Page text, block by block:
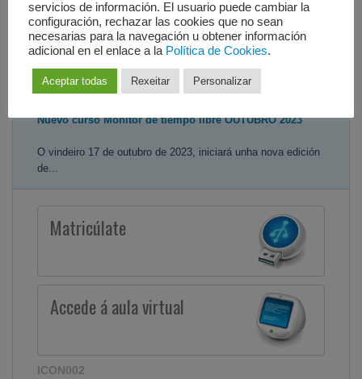
DEPENDENTES EN INSTITUCIÓNS SOCIAIS SETEMBRO
2026
CURSO GRATUITO DE CERTIFICADO DE
PROFESIONALIDADE O curso de (SSCS0208)
ATENCION...
Nuevo curso Monitor de tiempo libre OUTUBRO 2023
O vindeiro 17 de outubro de 2023, iniciará unha nova edición
de...
Matricúlate
Accede á aula virtual
ICON002
servicios de información. El usuario puede cambiar la
configuración, rechazar las cookies que no sean
necesarias para la navegación u obtener información
adicional en el enlace a la Política de Cookies.
Aceptar todas Rexeitar Personalizar